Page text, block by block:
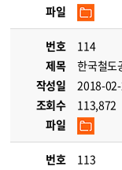
파일
번호
114
제목
한국철도
작성일
2018-
조회수
113,872
파일
번호
113